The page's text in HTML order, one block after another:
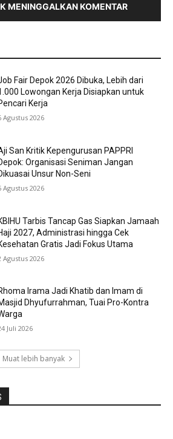
MENINGGALKAN KOMENTAR
Fair Depok 2026 Dibuka, Lebih dari
Lowongan Kerja Disiapkan untuk
Kerja
Agustus 2026
San Kritik Kepengurusan PAPPRI
Organisasi Seniman Jangan
Unsur Non-Seni
Agustus 2026
Tarbis Tancap Gas Siapkan Jamaah
2027, Administrasi hingga Cek
Gratis Jadi Fokus Utama
Agustus 2026
Irama Jadi Khatib dan Imam di
Dhyufurrahman, Tuai Pro-Kontra
Juli 2026
Muat lebih banyak